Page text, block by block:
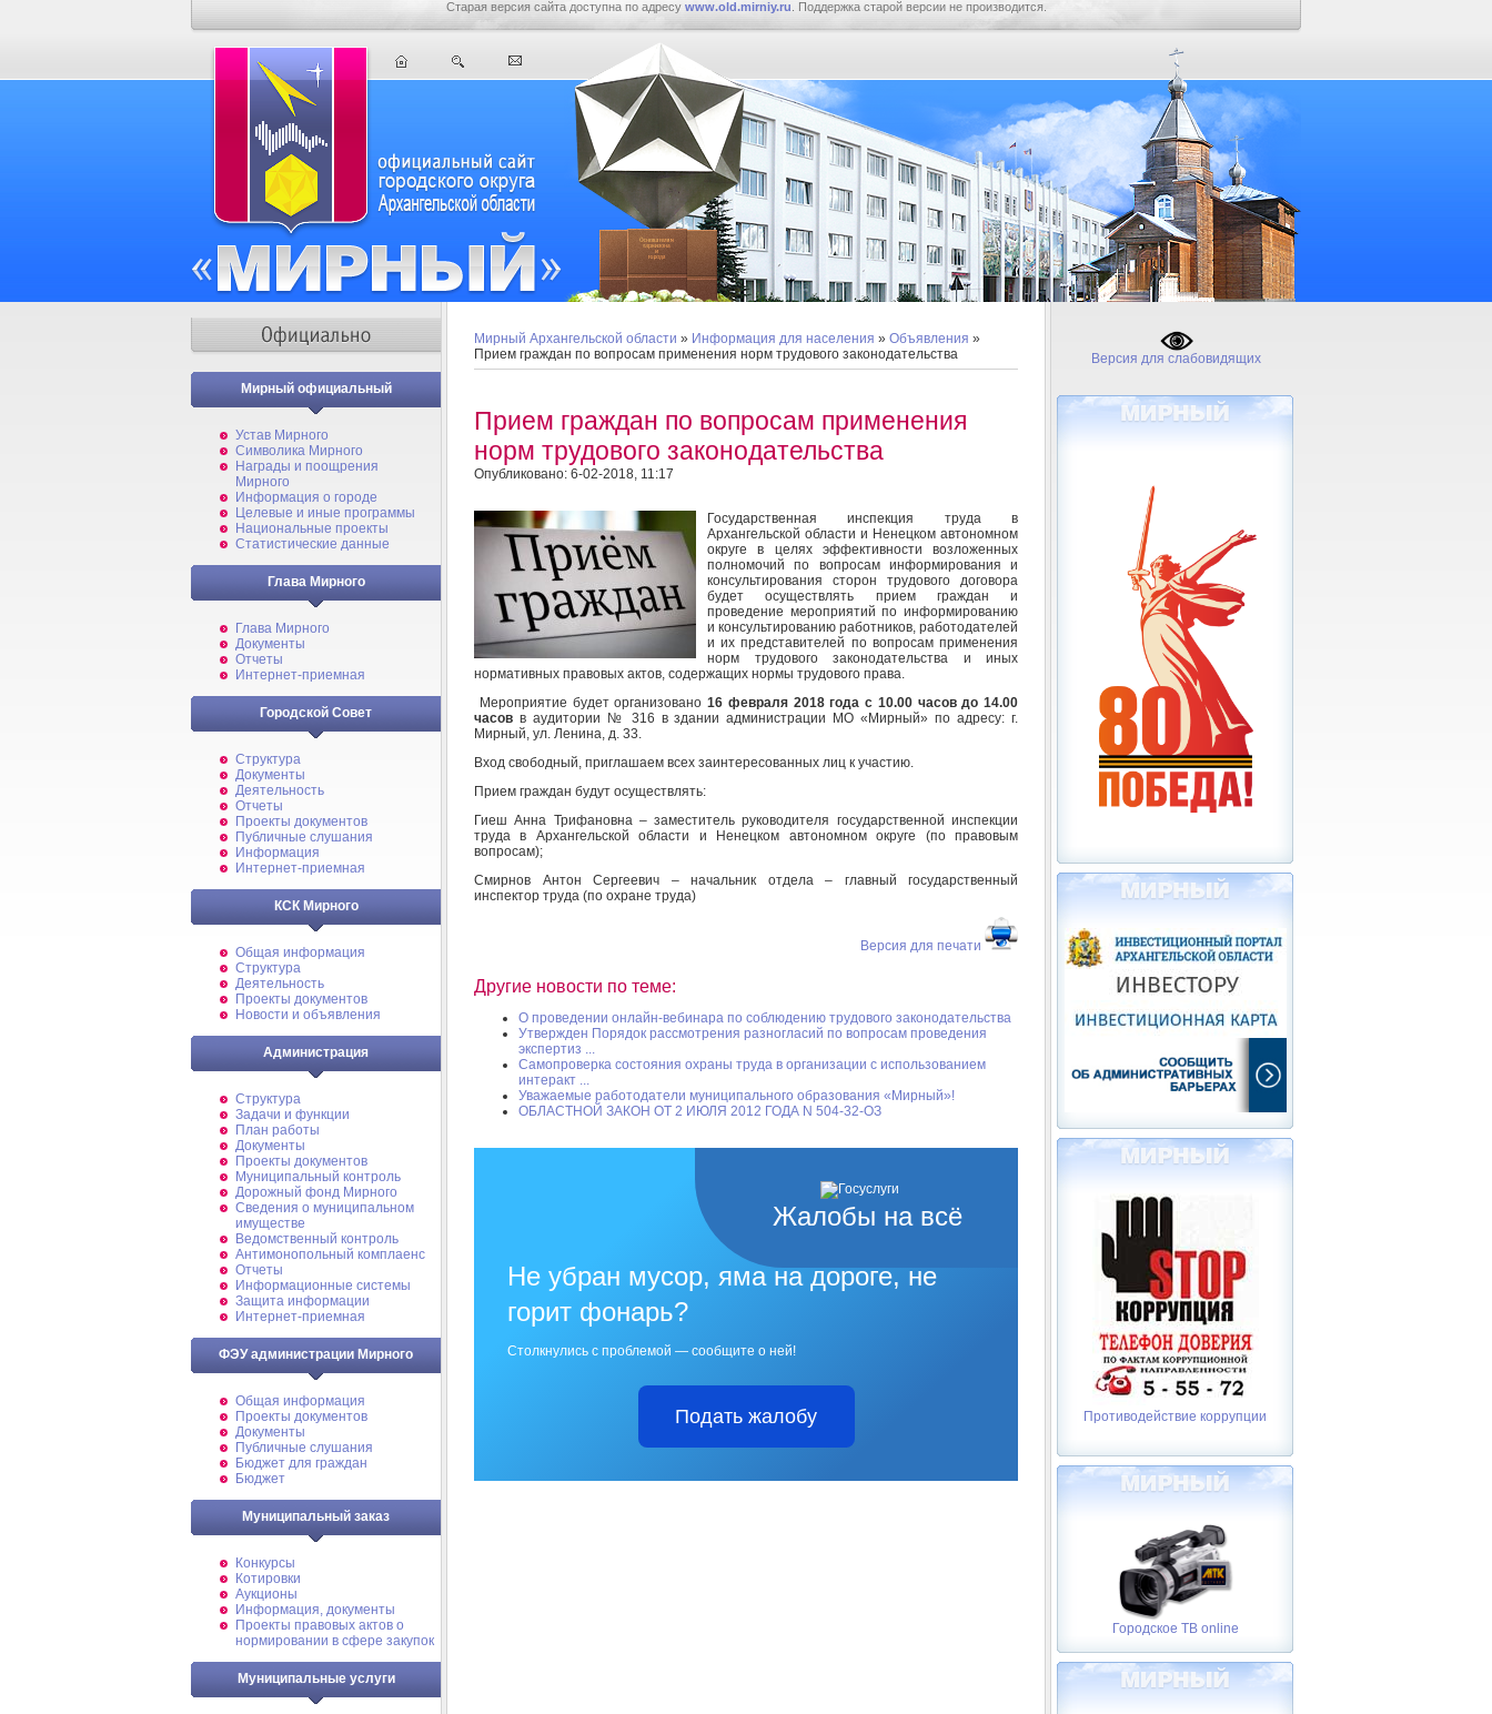
Старая версия сайта доступна по адресу www.old.mirniy.ru . Поддержка старой версии не производится.
Мирный официальный
Устав Мирного
Символика Мирного
Награды и поощрения
Мирного
Информация о городе
Целевые и иные программы
Национальные проекты
Статистические данные
Глава Мирного
Глава Мирного
Документы
Отчеты
Интернет-приемная
Городской Совет
Структура
Документы
Деятельность
Отчеты
Проекты документов
Публичные слушания
Информация
Интернет-приемная
КСК Мирного
Общая информация
Структура
Деятельность
Проекты документов
Новости и объявления
Администрация
Структура
Задачи и функции
План работы
Документы
Проекты документов
Муниципальный контроль
Дорожный фонд Мирного
Cведения о муниципальном
имуществе
Ведомственный контроль
Антимонопольный комплаенс
Отчеты
Информационные системы
Защита информации
Интернет-приемная
ФЭУ администрации Мирного
Общая информация
Проекты документов
Документы
Публичные слушания
Бюджет для граждан
Бюджет
Муниципальный заказ
Конкурсы
Котировки
Аукционы
Информация, документы
Проекты правовых актов о
нормировании в сфере закупок
Муниципальные услуги
Мирный Архангельской области » Информация для населения » Объявления »
Прием граждан по вопросам применения норм трудового законодательства
Прием граждан по вопросам применения
норм трудового законодательства
Опубликовано: 6-02-2018, 11:17
Государственная инспекция труда в
Архангельской области и Ненецком автономном
округе в целях эффективности возложенных
полномочий по вопросам информирования и
консультирования сторон трудового договора
будет осуществлять прием граждан и
проведение мероприятий по информированию
и консультированию работников, работодателей
и их представителей по вопросам применения
норм трудового законодательства и иных
нормативных правовых актов, содержащих нормы трудового права.
Мероприятие будет организовано 16 февраля 2018 года с 10.00 часов до 14.00
часов в аудитории № 316 в здании администрации МО «Мирный» по адресу: г.
Мирный, ул. Ленина, д. 33.
Вход свободный, приглашаем всех заинтересованных лиц к участию.
Прием граждан будут осуществлять:
Гиеш Анна Трифановна – заместитель руководителя государственной инспекции
труда в Архангельской области и Ненецком автономном округе (по правовым
вопросам);
Смирнов Антон Сергеевич – начальник отдела – главный государственный
инспектор труда (по охране труда)
Версия для печати
Другие новости по теме:
О проведении онлайн-вебинара по соблюдению трудового законодательства
Утвержден Порядок рассмотрения разногласий по вопросам проведения
экспертиз ...
Самопроверка состояния охраны труда в организации с использованием
интеракт ...
Уважаемые работодатели муниципального образования «Мирный»!
ОБЛАСТНОЙ ЗАКОН ОТ 2 ИЮЛЯ 2012 ГОДА N 504-32-ОЗ
Жалобы на всё
Не убран мусор, яма на дороге, не
горит фонарь?
Столкнулись с проблемой — сообщите о ней!
Подать жалобу
Версия для слабовидящих
Противодействие коррупции
Городское ТВ online